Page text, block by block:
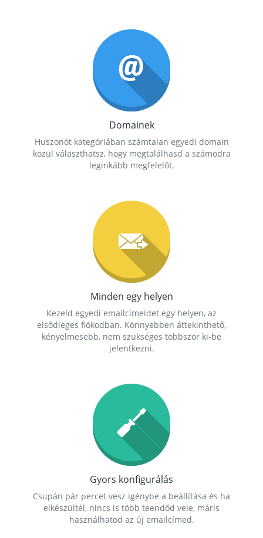
Domainek
Huszonöt kategóriában számtalan egyedi domain
közül választhatsz, hogy megtalálhasd a számodra
leginkább megfelelőt.
Minden egy helyen
Kezeld egyedi emailcímeidet egy helyen, az
elsődleges fiókodban. Könnyebben áttekinthető,
kényelmesebb, nem szükséges többször ki-be
jelentkezni.
Gyors konfigurálás
Csupán pár percet vesz igénybe a beállítása és ha
elkészültél, nincs is több teendőd vele, máris
használhatod az új emailcímed.